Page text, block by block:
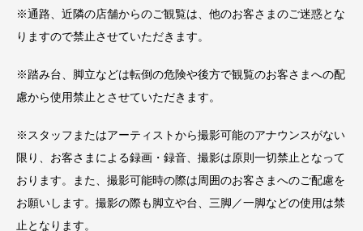
※通路、近隣の店舗からのご観覧は、他のお客さまのご迷惑とな
りますので禁止させていただきます。
※踏み台、脚立などは転倒の危険や後方で観覧のお客さまへの配
慮から使用禁止とさせていただきます。
※スタッフまたはアーティストから撮影可能のアナウンスがない
限り、お客さまによる録画・録音、撮影は原則一切禁止となって
おります。また、撮影可能時の際は周囲のお客さまへのご配慮を
お願いします。撮影の際も脚立や台、三脚／一脚などの使用は禁
止となります。